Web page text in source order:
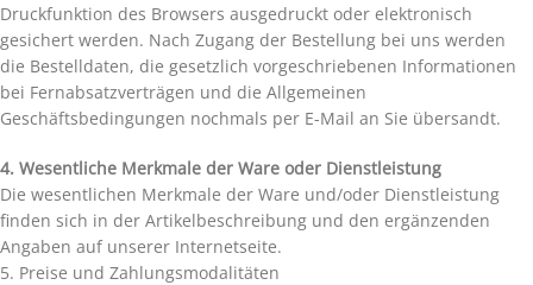
Druckfunktion des Browsers ausgedruckt oder elektronisch
gesichert werden. Nach Zugang der Bestellung bei uns werden
die Bestelldaten, die gesetzlich vorgeschriebenen Informationen
bei Fernabsatzverträgen und die Allgemeinen
Geschäftsbedingungen nochmals per E-Mail an Sie übersandt.
4. Wesentliche Merkmale der Ware oder Dienstleistung
Die wesentlichen Merkmale der Ware und/oder Dienstleistung
finden sich in der Artikelbeschreibung und den ergänzenden
Angaben auf unserer Internetseite.
5. Preise und Zahlungsmodalitäten